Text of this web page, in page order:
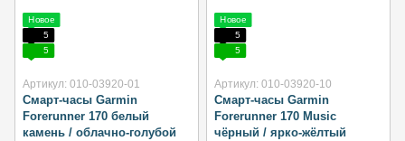
Новое
5
5
Артикул: 010-03920-01
Смарт-часы Garmin
Forerunner 170 белый
камень / облачно-голубой
Новое
5
5
Артикул: 010-03920-10
Смарт-часы Garmin
Forerunner 170 Music
чёрный / ярко-жёлтый